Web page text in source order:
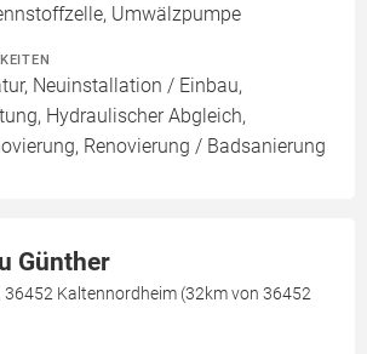
Umwälzpumpe
Neuinstallation / Einbau,
Hydraulischer Abgleich,
Renovierung / Badsanierung
Günther
Kaltennordheim (32km von 36452